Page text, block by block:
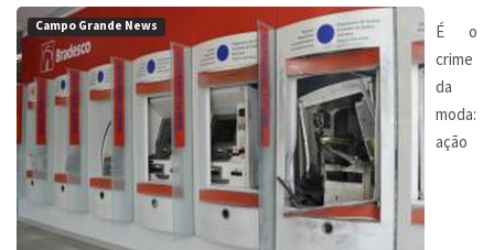
Campo Grande News
É o
crime
da
moda:
ação